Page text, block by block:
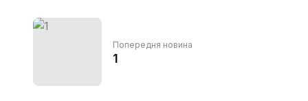
Попередня новина
1